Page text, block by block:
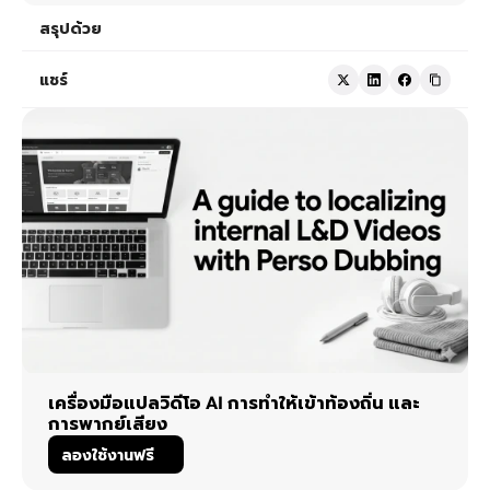
สรุปด้วย
แชร์
เครื่องมือแปลวิดีโอ AI การทำให้เข้าท้องถิ่น และ
การพากย์เสียง
ลองใช้งานฟรี